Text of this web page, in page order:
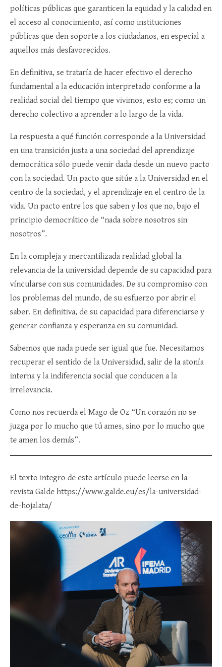
políticas públicas que garanticen la equidad y la calidad en
el acceso al conocimiento, así como instituciones
públicas que den soporte a los ciudadanos, en especial a
aquellos más desfavorecidos.
En definitiva, se trataría de hacer efectivo el derecho
fundamental a la educación interpretado conforme a la
realidad social del tiempo que vivimos, esto es; como un
derecho colectivo a aprender a lo largo de la vida.
La respuesta a qué función corresponde a la Universidad
en una transición justa a una sociedad del aprendizaje
democrática sólo puede venir dada desde un nuevo pacto
con la sociedad. Un pacto que sitúe a la Universidad en el
centro de la sociedad, y el aprendizaje en el centro de la
vida. Un pacto entre los que saben y los que no, bajo el
principio democrático de “nada sobre nosotros sin
nosotros”.
En la compleja y mercantilizada realidad global la
relevancia de la universidad depende de su capacidad para
víncularse con sus comunidades. De su compromiso con
los problemas del mundo, de su esfuerzo por abrir el
saber. En definitiva, de su capacidad para diferenciarse y
generar confianza y esperanza en su comunidad.
Sabemos que nada puede ser igual que fue. Necesitamos
recuperar el sentido de la Universidad, salir de la atonía
interna y la indiferencia social que conducen a la
irrelevancia.
Como nos recuerda el Mago de Oz “Un corazón no se
juzga por lo mucho que tú ames, sino por lo mucho que
te amen los demás”.
El texto integro de este artículo puede leerse en la
revista Galde https://www.galde.eu/es/la-universidad-
de-hojalata/